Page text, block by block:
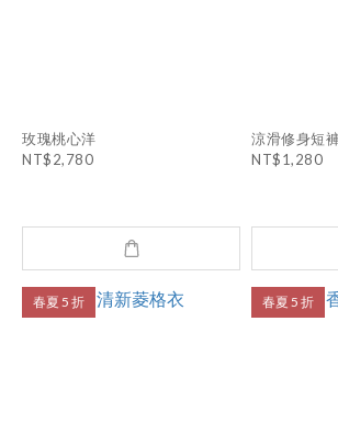
玫瑰桃心洋
NT$2,780
涼滑修身短
NT$1,280
春夏 5 折 春夏 5 折